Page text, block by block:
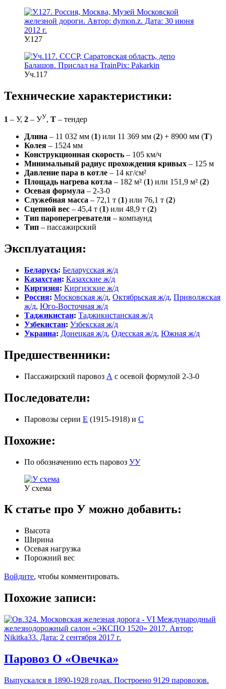
У.127
Уч.117
Технические характеристики:
1 – У, 2 – УУ, Т – тендер
Длина – 11 032 мм (1) или 11 369 мм (2) + 8900 мм (Т)
Колея – 1524 мм
Конструкционная скорость – 105 км/ч
Минимальный радиус прохождения кривых – 125 м
Давление пара в котле – 14 кг/см²
Площадь нагрева котла – 182 м² (1) или 151,9 м² (2)
Осевая формула – 2-3-0
Служебная масса – 72,1 т (1) или 76,1 т (2)
Сцепной вес – 45,4 т (1) или 48,9 т (2)
Тип пароперегревателя – компаунд
Тип – пассажирский
Эксплуатация:
Беларусь: Беларусская ж/д
Казахстан: Казахские ж/д
Киргизия: Киргизские ж/д
Россия: Московская ж/д, Октябрьская ж/д, Приволжская
ж/д, Юго-Восточная ж/д
Таджикистан: Таджикистанская ж/д
Узбекистан: Узбекская ж/д
Украина: Донецкая ж/д, Одесская ж/д, Южная ж/д
Предшественники:
Пассажирский паровоз А с осевой формулой 2-3-0
Последователи:
Паровозы серии Е (1915-1918) и С
Похожие:
По обозначению есть паровоз УУ
У схема
К статье про У можно добавить:
Высота
Ширина
Осевая нагрузка
Порожний вес
Войдите, чтобы комментировать.
Похожие записи:
Паровоз О «Овечка»
Выпускался в 1890-1928 годах. Построено 9129 паровозов.